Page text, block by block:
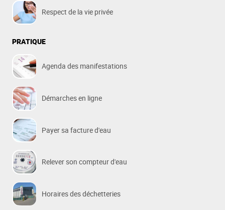
Respect de la vie privée
PRATIQUE
Agenda des manifestations
Démarches en ligne
Payer sa facture d'eau
Relever son compteur d'eau
Horaires des déchetteries